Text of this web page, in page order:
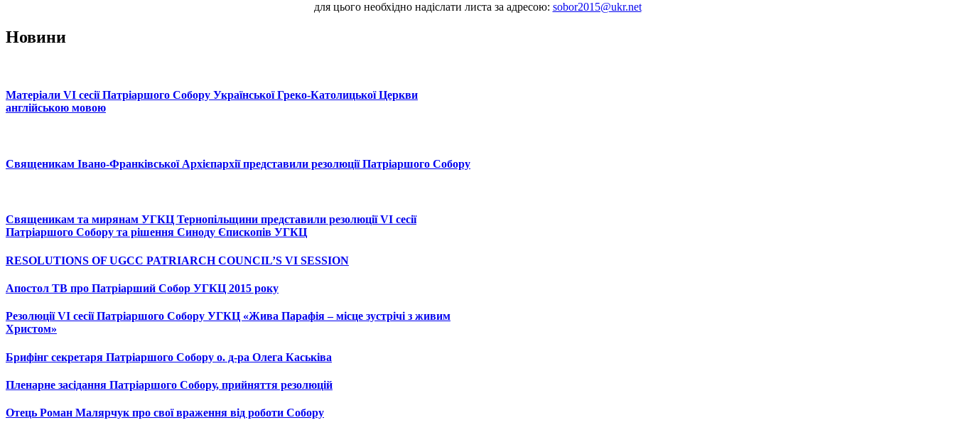
для цього необхідно надіслати листа за адресою: sobor2015@ukr.net
Новини
Матеріали VI сесії Патріаршого Собору Української Греко-Католицької Церкви
англійською мовою
Священикам Івано-Франківської Архієпархії представили резолюції Патріаршого Собору
Священикам та мирянам УГКЦ Тернопільщини представили резолюції VI сесії
Патріаршого Cобору та рішення Синоду Єпископів УГКЦ
RESOLUTIONS OF UGCC PATRIARCH COUNCIL’S VI SESSION
Апостол ТВ про Патріарший Собор УГКЦ 2015 року
Резолюції VI сесії Патріаршого Собору УГКЦ «Жива Парафія – місце зустрічі з живим
Христом»
Брифінг секретаря Патріаршого Собору о. д-ра Олега Каськіва
Пленарне засідання Патріаршого Собору, прийняття резолюцій
Отець Роман Малярчук про свої враження від роботи Собору